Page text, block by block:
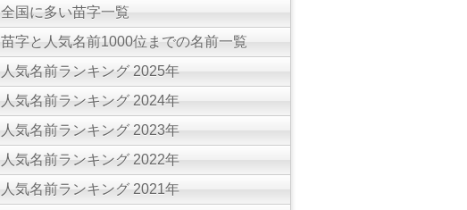
全国に多い苗字一覧
苗字と人気名前1000位までの名前一覧
人気名前ランキング 2025年
人気名前ランキング 2024年
人気名前ランキング 2023年
人気名前ランキング 2022年
人気名前ランキング 2021年